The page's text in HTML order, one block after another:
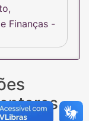
Finanças -